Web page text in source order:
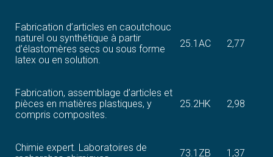
Fabrication d’articles en caoutchouc
naturel ou synthétique à partir
d’élastomères secs ou sous forme
latex ou en solution.
25.1AC 2,77
Fabrication, assemblage d’articles et
pièces en matières plastiques, y
compris composites.
25.2HK 2,98
Chimie expert. Laboratoires de
73.1ZB 1,37